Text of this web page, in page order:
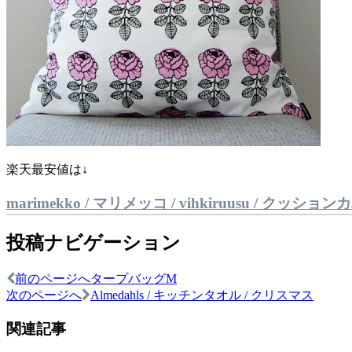
楽天最安値は↓
marimekko / マリメッコ / vihkiruusu / クッション
投稿ナビゲーション
前のページへタープバッグM
次のページへ
Almedahls / キッチンタオル / クリスマス
関連記事